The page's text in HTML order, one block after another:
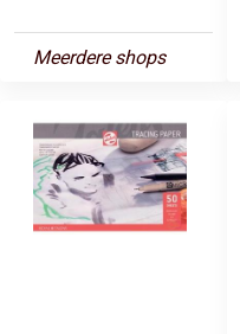
Meerdere shops